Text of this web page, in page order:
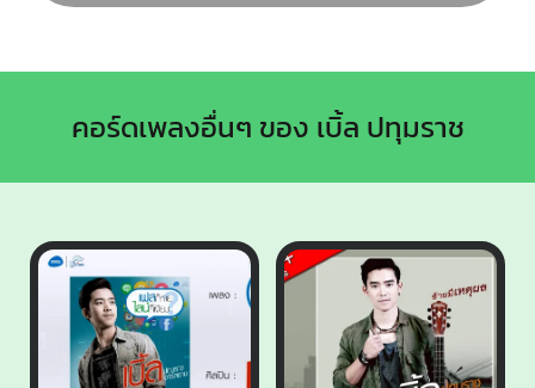
คอร์ดเพลงอื่นๆ ของ เบิ้ล ปทุมราช